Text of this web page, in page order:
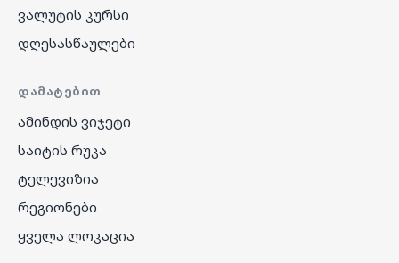
ვალუტის კურსი
დღესასწაულები
ᲓᲐᲛᲐᲢᲔᲑᲘᲗ
ამინდის ვიჯეტი
საიტის რუკა
ტელევიზია
რეგიონები
ყველა ლოკაცია